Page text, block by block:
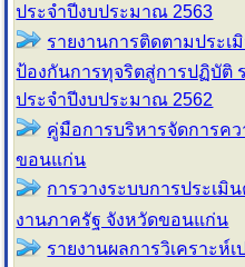
ประจำปีงบประมาณ 2563
รายงานการติดตามประ
ป้องกันการทุจริตสู่การปฏิบัติ
ประจำปีงบประมาณ 2562
คู่มือการบริหารจัดการค
ขอนแก่น
การวางระบบการประเมิ
งานภาครัฐ จังหวัดขอนแก่น
รายงานผลการวิเคราะห์